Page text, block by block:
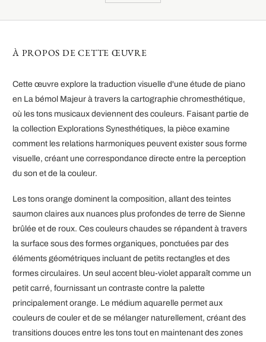
À PROPOS DE CETTE ŒUVRE
Cette œuvre explore la traduction visuelle d'une étude de piano
en La bémol Majeur à travers la cartographie chromesthétique,
où les tons musicaux deviennent des couleurs. Faisant partie de
la collection Explorations Synesthétiques, la pièce examine
comment les relations harmoniques peuvent exister sous forme
visuelle, créant une correspondance directe entre la perception
du son et de la couleur.
Les tons orange dominent la composition, allant des teintes
saumon claires aux nuances plus profondes de terre de Sienne
brûlée et de roux. Ces couleurs chaudes se répandent à travers
la surface sous des formes organiques, ponctuées par des
éléments géométriques incluant de petits rectangles et des
formes circulaires. Un seul accent bleu-violet apparaît comme un
petit carré, fournissant un contraste contre la palette
principalement orange. Le médium aquarelle permet aux
couleurs de couler et de se mélanger naturellement, créant des
transitions douces entre les tons tout en maintenant des zones